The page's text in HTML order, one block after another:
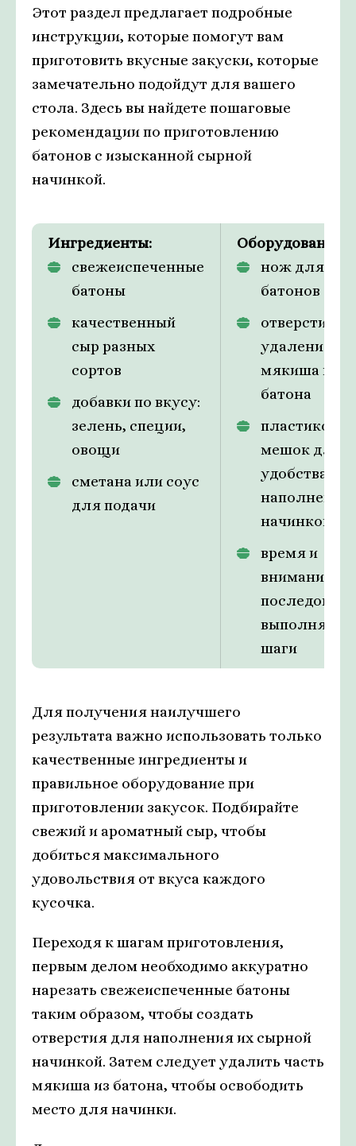
Этот раздел предлагает подробные
инструкции, которые помогут вам
приготовить вкусные закуски, которые
замечательно подойдут для вашего
стола. Здесь вы найдете пошаговые
рекомендации по приготовлению
батонов с изысканной сырной
начинкой.
Ингредиенты:
свежеиспеченные
батоны
качественный
сыр разных
сортов
добавки по вкусу:
зелень, специи,
овощи
сметана или соус
для подачи
Оборудование:
нож для
батонов
отверстие
удаления
мякиша из
батона
мешок для
удобства
наполнения
начинкой
время и
внимание,
выполнять
шаги
Для получения наилучшего
результата важно использовать только
качественные ингредиенты и
правильное оборудование при
приготовлении закусок. Подбирайте
свежий и ароматный сыр, чтобы
добиться максимального
удовольствия от вкуса каждого
кусочка.
Переходя к шагам приготовления,
первым делом необходимо аккуратно
нарезать свежеиспеченные батоны
таким образом, чтобы создать
отверстия для наполнения их сырной
начинкой. Затем следует удалить часть
мякиша из батона, чтобы освободить
место для начинки.